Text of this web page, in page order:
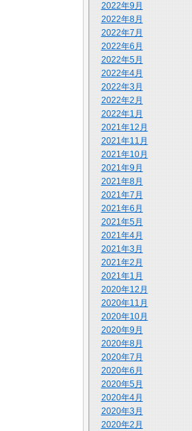
2022年9月
2022年8月
2022年7月
2022年6月
2022年5月
2022年4月
2022年3月
2022年2月
2022年1月
2021年12月
2021年11月
2021年10月
2021年9月
2021年8月
2021年7月
2021年6月
2021年5月
2021年4月
2021年3月
2021年2月
2021年1月
2020年12月
2020年11月
2020年10月
2020年9月
2020年8月
2020年7月
2020年6月
2020年5月
2020年4月
2020年3月
2020年2月